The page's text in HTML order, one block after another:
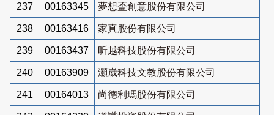
237 00163345 夢想盃創意股份有限公司
238 00163416 家真股份有限公司
239 00163437 昕越科技股份有限公司
240 00163909 灝崴科技文教股份有限公司
241 00164013 尚德利瑪股份有限公司